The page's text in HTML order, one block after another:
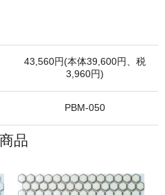
43,560円(本体39,600円、税
3,960円)
PBM-050
品